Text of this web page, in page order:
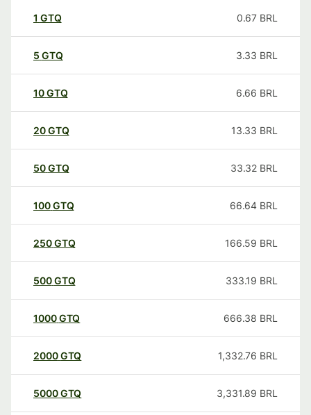
1 GTQ 0.67 BRL
5 GTQ 3.33 BRL
10GTQ 6.66 BRL
20GTQ 13.33 BRL
50GTQ 33.32 BRL
100GTQ 66.64 BRL
250GTQ 166.59 BRL
500GTQ 333.19 BRL
1000GTQ 666.38 BRL
2000GTQ 1,332.76 BRL
5000GTQ 3,331.89 BRL